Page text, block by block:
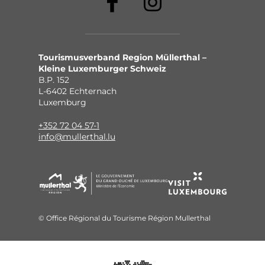
Tourismusverband Region Müllerthal –
Kleine Luxemburger Schweiz
B.P. 152
L-6402 Echternach
Luxemburg
+352 72 04 57-1
info@mullerthal.lu
© Office Régional du Tourisme Région Mullerthal